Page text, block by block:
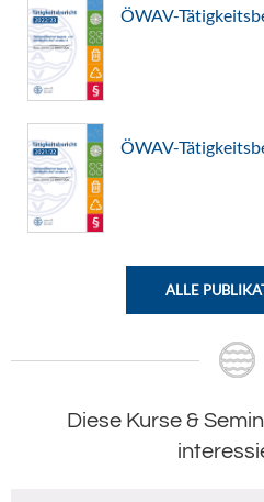
ÖWAV-
ÖWAV-
ALLE
Diese Kurse &